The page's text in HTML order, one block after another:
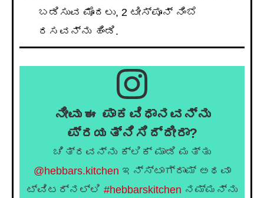
ಬಡಿಸುವ ಮೊದಲು, 2 ಟೀಸ್ಪೂನ್ ನಿಂಬೆ
ರಸವನ್ನು ಹಿಂಡಿ.
ನೀವು ಈ ಪಾಕವಿಧಾನವನ್ನು
ಪ್ರಯತ್ನಿಸಿದ್ದೀರಾ?
ಚಿತ್ರವನ್ನು ಕ್ಲಿಕ್ ಮಾಡಿ ಮತ್ತು
@hebbars.kitchen ಇನ್ಸ್ಟಾಗ್ರಾಮ್ ಅಥವಾ
ಟ್ವಿಟರ್‌ನಲ್ಲಿ #hebbarskitchen ನಮ್ಮನ್ನು